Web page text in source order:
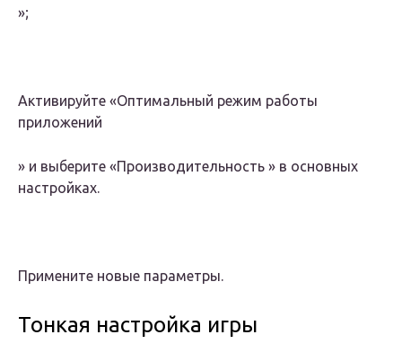
»;
Активируйте «Оптимальный режим работы
приложений
» и выберите «Производительность » в основных
настройках.
Примените новые параметры.
Тонкая настройка игры